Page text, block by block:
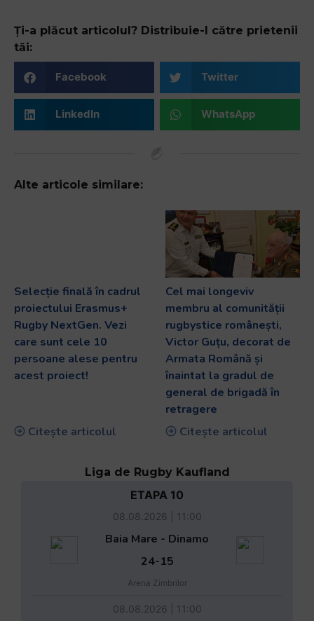
Ți-a plăcut articolul? Distribuie-l către prietenii
tăi:
Facebook Twitter
LinkedIn WhatsApp
Alte articole similare:
Selecție finală în cadrul
proiectului Erasmus+
Rugby NextGen. Vezi
care sunt cele 10
persoane alese pentru
acest proiect!
Citește articolul
Cel mai longeviv
membru al comunității
rugbystice românești,
Victor Guțu, decorat de
Armata Română și
înaintat la gradul de
general de brigadă în
retragere
Citește articolul
Liga de Rugby Kaufland
ETAPA 10
08.08.2026 | 11:00
Baia Mare - Dinamo
24-15
Arena Zimbrilor
08.08.2026 | 11:00